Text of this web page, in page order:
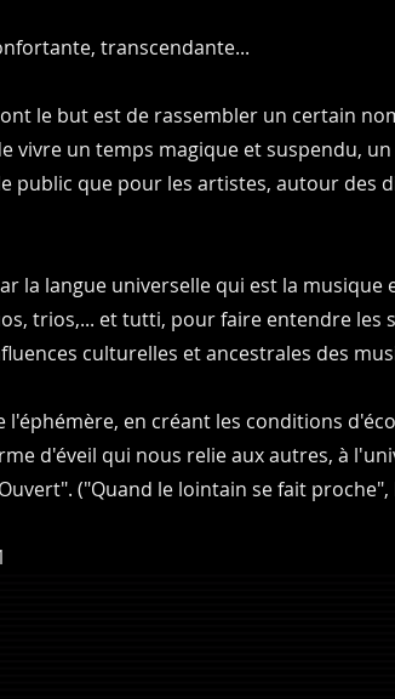
transcendante...
le but est de rassembler un certain
vivre un temps magique et suspendu,
public que pour les artistes, autour des
la langue universelle qui est la
trios,... et tutti, pour faire entendre
culturelles et ancestrales des
l'éphémère, en créant les conditions
d'éveil qui nous relie aux autres, à
("Quand le lointain se fait proche",